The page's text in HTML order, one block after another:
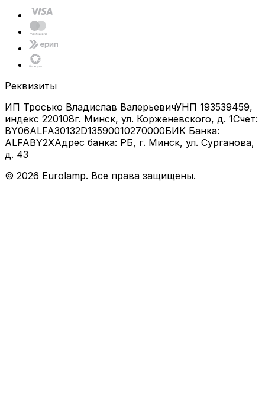
Реквизиты
ИП Тросько Владислав ВалерьевичУНП 193539459,
индекс 220108г. Минск, ул. Корженевского, д. 1Счет:
BY06ALFA30132D13590010270000БИК Банка:
ALFABY2XАдрес банка: РБ, г. Минск, ул. Сурганова,
д. 43
© 2026 Eurolamp. Все права защищены.